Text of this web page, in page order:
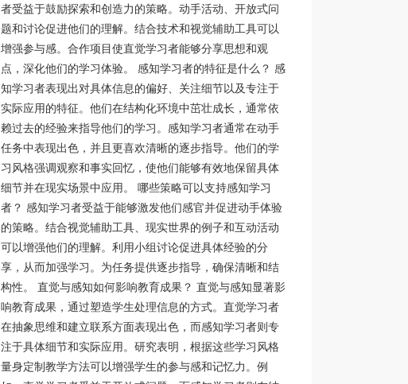
者受益于鼓励探索和创造力的策略。动手活动、开放式问
题和讨论促进他们的理解。结合技术和视觉辅助工具可以
增强参与感。合作项目使直觉学习者能够分享思想和观
点，深化他们的学习体验。 感知学习者的特征是什么？ 感
知学习者表现出对具体信息的偏好、关注细节以及专注于
实际应用的特征。他们在结构化环境中茁壮成长，通常依
赖过去的经验来指导他们的学习。感知学习者通常在动手
任务中表现出色，并且更喜欢清晰的逐步指导。他们的学
习风格强调观察和事实回忆，使他们能够有效地保留具体
细节并在现实场景中应用。 哪些策略可以支持感知学习
者？ 感知学习者受益于能够激发他们感官并促进动手体验
的策略。结合视觉辅助工具、现实世界的例子和互动活动
可以增强他们的理解。利用小组讨论促进具体经验的分
享，从而加强学习。为任务提供逐步指导，确保清晰和结
构性。 直觉与感知如何影响教育成果？ 直觉与感知显著影
响教育成果，通过塑造学生处理信息的方式。直觉学习者
在抽象思维和建立联系方面表现出色，而感知学习者则专
注于具体细节和实际应用。研究表明，根据这些学习风格
量身定制教学方法可以增强学生的参与感和记忆力。例